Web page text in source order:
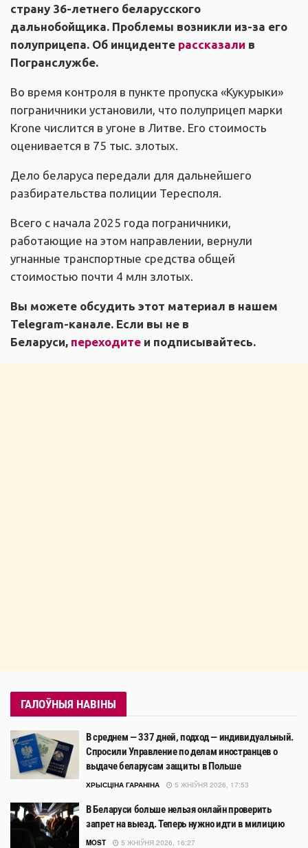
страну 36-летнего беларусского
дальнобойщика. Проблемы возникли из-за его
полуприцепа. Об инциденте рассказали в
Погранслужбе.
Во время контроля в пункте пропуска «Кукурыки»
пограничники установили, что полуприцеп марки
Krone числится в угоне в Литве. Его стоимость
оценивается в 75 тыс. злотых.
Дело беларуса передали для дальнейшего
разбирательства полиции Тересполя.
Всего с начала 2025 года пограничники,
работающие на этом направлении, вернули
угнанные транспортные средства общей
стоимостью почти 4 млн злотых.
Вы можете обсудить этот материал в нашем
Telegram-канале. Если вы не в
Беларуси, переходите и подписывайтесь.
ГАЛОЎНЫЯ НАВІНЫ
В среднем — 337 дней, подход — индивидуальный.
Спросили Управление по делам иностранцев о
выдаче беларусам защиты в Польше
ХРЫСЦІНА ГАРАНІНА 5 ЖНІЎНЯ 2026, 17:53
В Беларуси больше нельзя онлайн проверить
запрет на выезд. Теперь нужно идти в милицию
MOST 5 ЖНІЎНЯ 2026, 16:27